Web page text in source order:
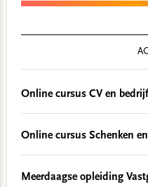
Online cursus CV en
Online cursus Schenken
Meerdaagse opleiding